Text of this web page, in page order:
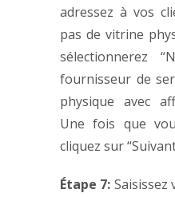
adressez à vos
pas de vitrine
sélectionnerez
fournisseur de
physique avec
Une fois que
cliquez sur
Étape 7: Saisissez